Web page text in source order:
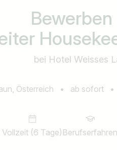
Bewerben
bei Hotel Weisses
Österreich • ab sofort •
Vollzeit (6 Tage) Berufserfahren